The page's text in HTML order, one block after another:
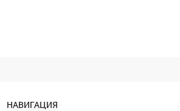
НАВИГАЦИЯ